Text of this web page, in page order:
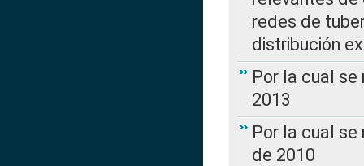
redes de
distribución
Por la cual se
2013
Por la cual se
de 2010